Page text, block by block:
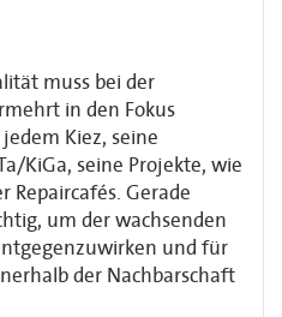
muss bei der
in den Fokus
Kiez, seine
KiGa, seine Projekte, wie
Repaircafés. Gerade
um der wachsenden
und für
der Nachbarschaft